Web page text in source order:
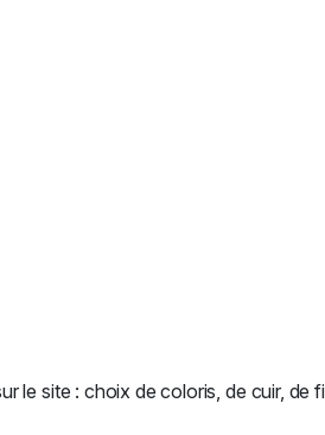
le site : choix de coloris, de cuir, de